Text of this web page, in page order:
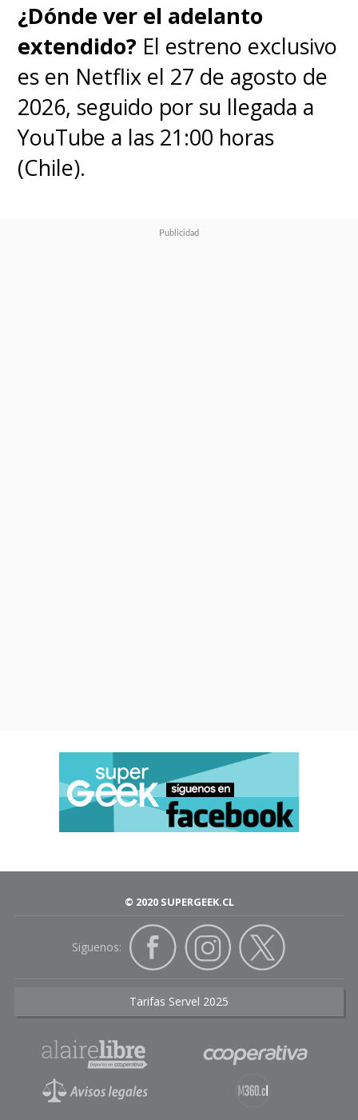
¿Dónde ver el adelanto
extendido? El estreno exclusivo
es en Netflix el 27 de agosto de
2026, seguido por su llegada a
YouTube a las 21:00 horas
(Chile).
© 2020 SUPERGEEK.CL
Siguenos:
Tarifas Servel 2025